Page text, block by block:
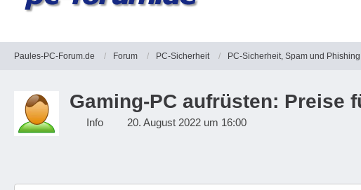
Paules-PC-Forum.de Forum PC-Sicherheit PC-Sicherheit, Spam und Phishing
Gaming-PC aufrüsten: Preise
Info 20. August 2022 um 16:00